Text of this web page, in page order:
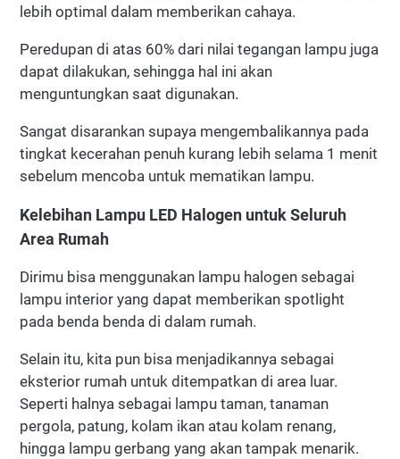
lebih optimal dalam memberikan cahaya.
Peredupan di atas 60% dari nilai tegangan lampu juga
dapat dilakukan, sehingga hal ini akan
menguntungkan saat digunakan.
Sangat disarankan supaya mengembalikannya pada
tingkat kecerahan penuh kurang lebih selama 1 menit
sebelum mencoba untuk mematikan lampu.
Kelebihan Lampu LED Halogen untuk Seluruh
Area Rumah
Dirimu bisa menggunakan lampu halogen sebagai
lampu interior yang dapat memberikan spotlight
pada benda benda di dalam rumah.
Selain itu, kita pun bisa menjadikannya sebagai
eksterior rumah untuk ditempatkan di area luar.
Seperti halnya sebagai lampu taman, tanaman
pergola, patung, kolam ikan atau kolam renang,
hingga lampu gerbang yang akan tampak menarik.